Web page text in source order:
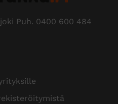
Puh. 0400 600 484